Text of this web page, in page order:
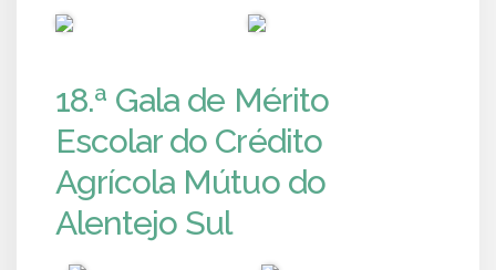
18.ª Gala de Mérito
Escolar do Crédito
Agrícola Mútuo do
Alentejo Sul